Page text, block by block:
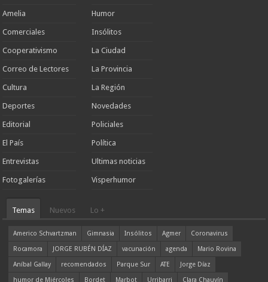
Amelia
Comerciales
Cooperativismo
Correo de Lectores
Cultura
Deportes
Editorial
El País
Entrevistas
Fotogalerías
Humor
Insólitos
La Ciudad
La Provincia
La Región
Novedades
Policiales
Política
Ultimas noticias
Visperhumor
Temas Nuevos Lo +
Americo Schvartzman Gimnasia Insólitos Agmer
Coronavirus
Rocamora
JORGE RUBÉN DÍAZ vacunación agenda
Mario Rovina
Aníbal Gallay
recomendados Parque Sur ATE
Jorge Díaz
humor de Miércoles
Bordet Marbot Urribarri
Clara Chauvín